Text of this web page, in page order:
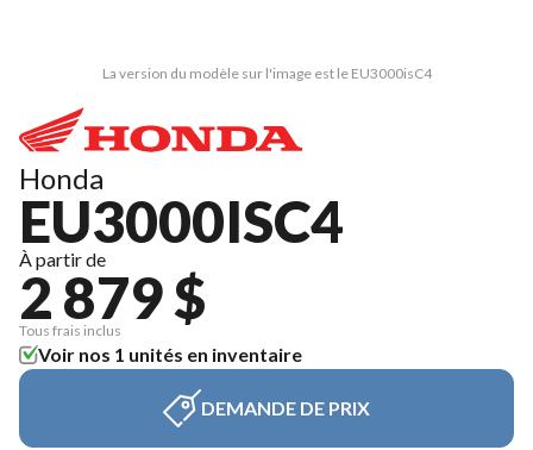
La version du modèle sur l'image est le EU3000isC4
Honda
EU3000ISC4
À partir de
2 879 $
Tous frais inclus
Voir nos 1 unités en inventaire
DEMANDE DE PRIX